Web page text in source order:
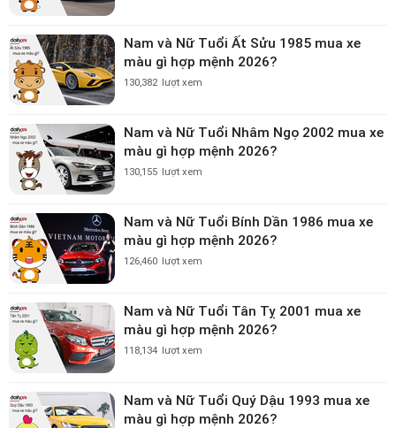
Nam và Nữ Tuổi Ất Sửu 1985 mua xe
màu gì hợp mệnh 2026?
130,382 lượt xem
Nam và Nữ Tuổi Nhâm Ngọ 2002 mua xe
màu gì hợp mệnh 2026?
130,155 lượt xem
Nam và Nữ Tuổi Bính Dần 1986 mua xe
màu gì hợp mệnh 2026?
126,460 lượt xem
Nam và Nữ Tuổi Tân Tỵ 2001 mua xe
màu gì hợp mệnh 2026?
118,134 lượt xem
Nam và Nữ Tuổi Quý Dậu 1993 mua xe
màu gì hợp mệnh 2026?